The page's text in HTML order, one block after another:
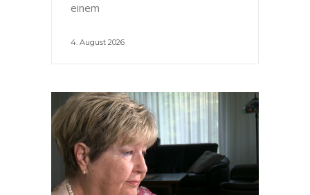
einem
4. August 2026